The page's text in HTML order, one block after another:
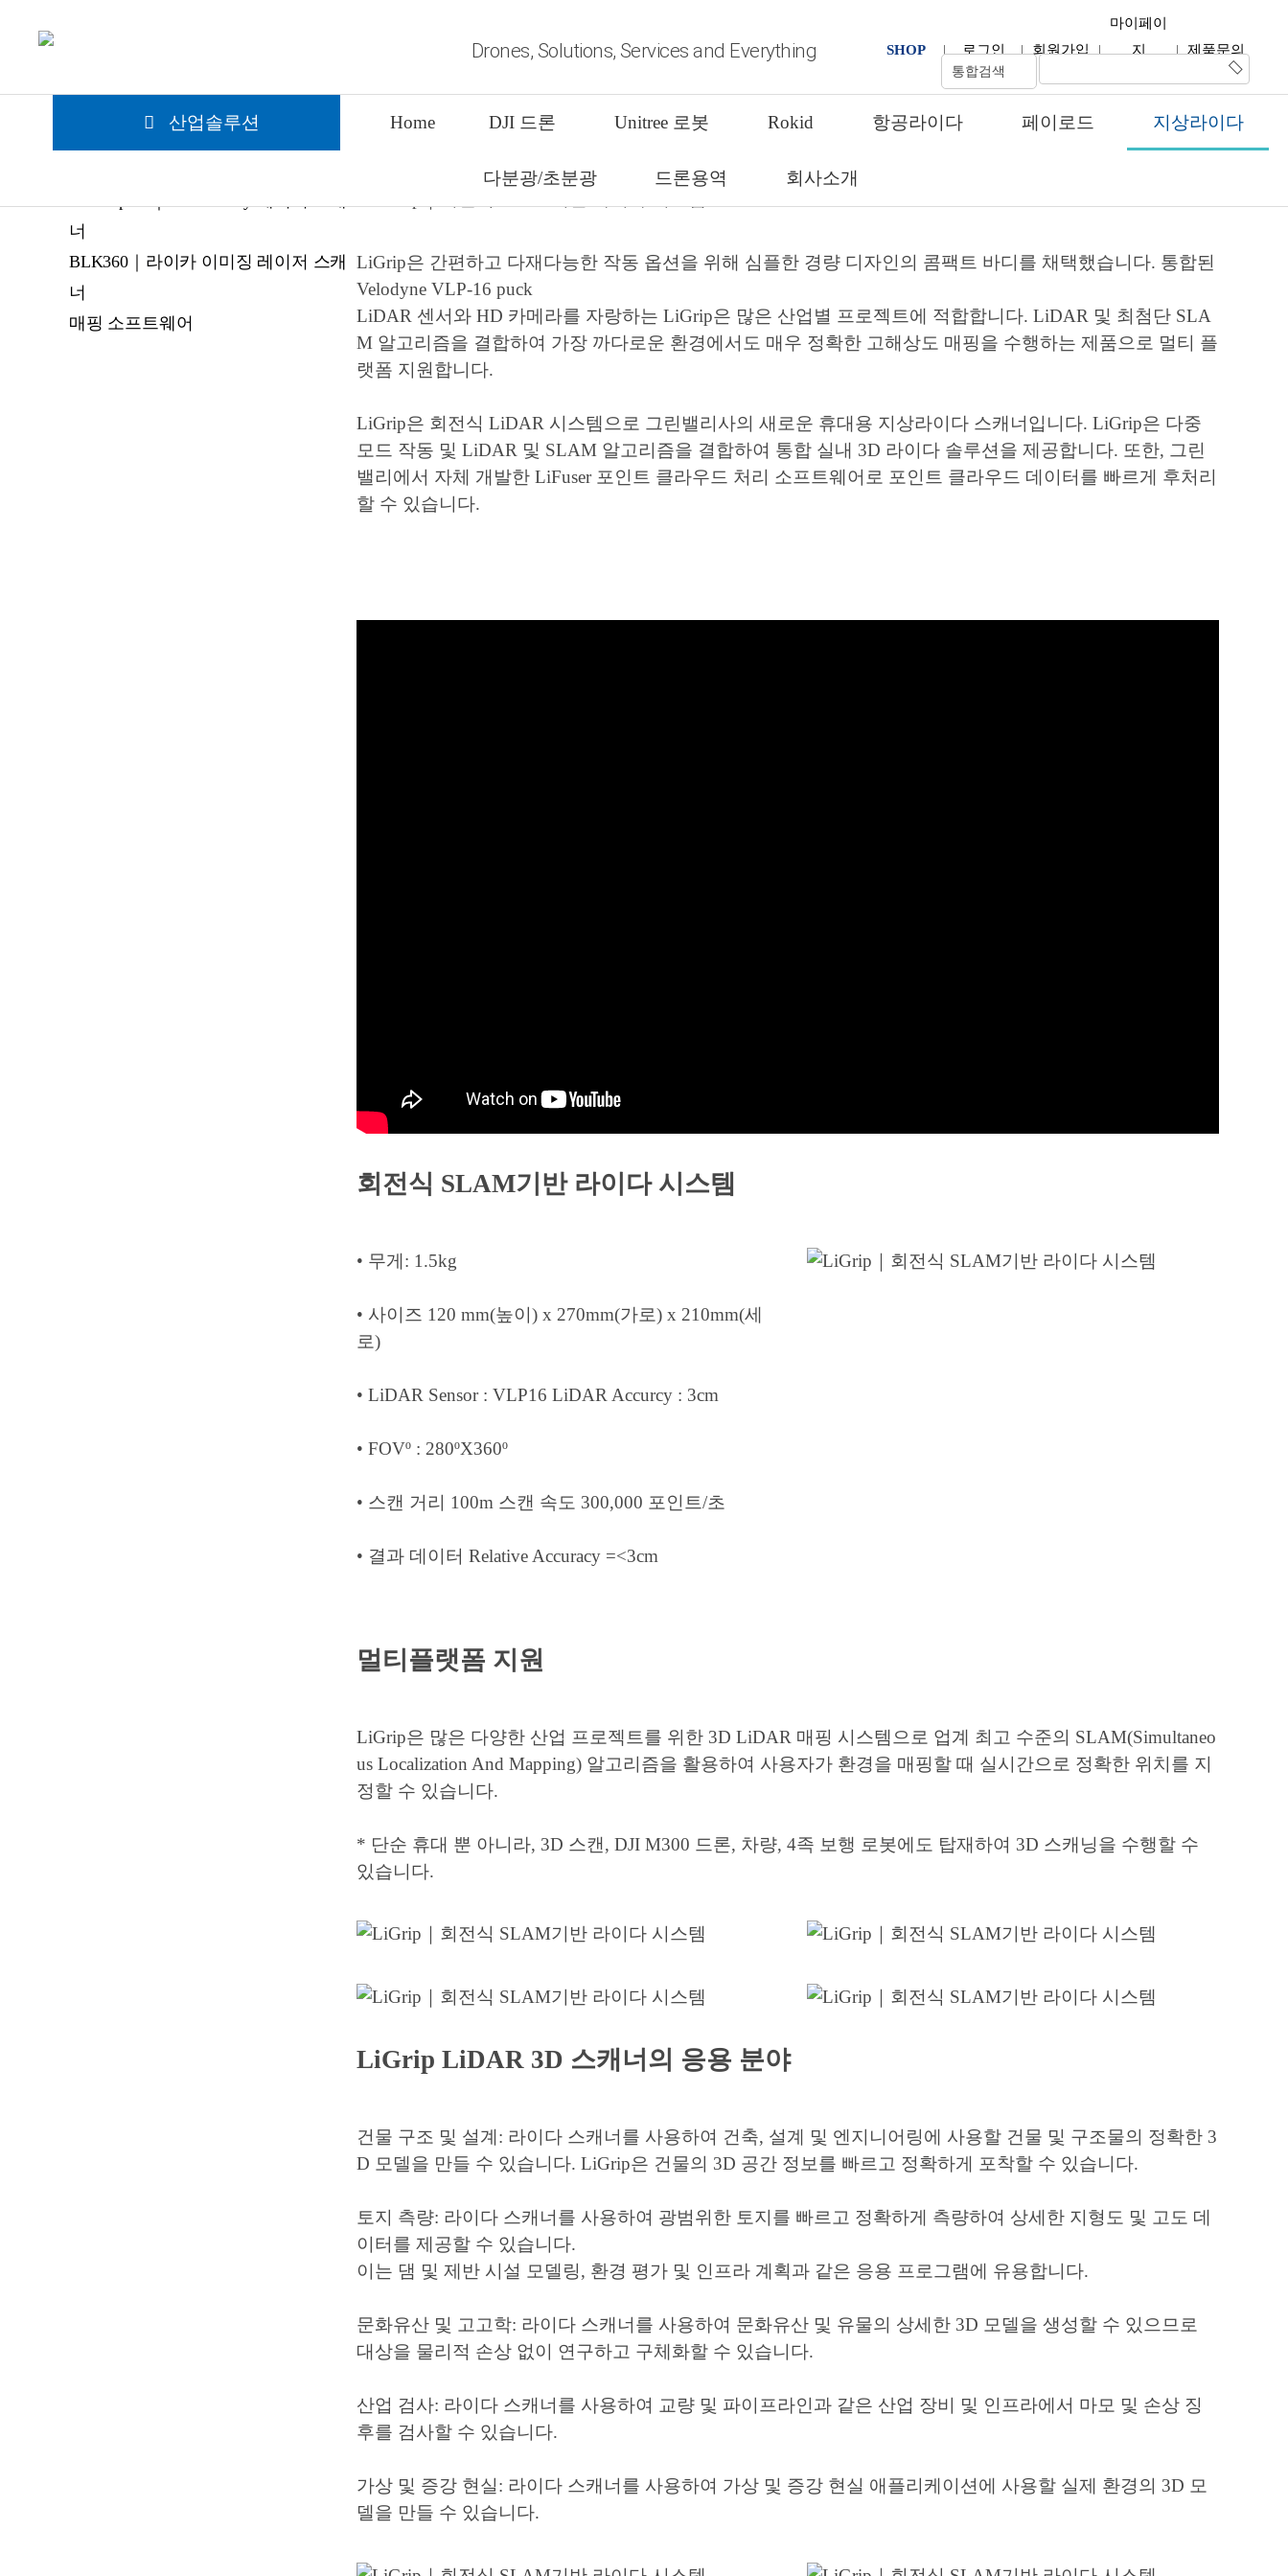
SHOP | 로그인 | 회원가입 |
마이페이
지
| 제품문의
Drones, Solutions, Services and Everything
산업솔루션 Home DJI 드론 Unitree 로봇 Rokid 항공라이다 페이로드 지상라이다
다분광/초분광 드론용역 회사소개
너
BLK360｜라이카 이미징 레이저 스캐
너
매핑 소프트웨어
그린밸리(Greenvalley)의 초경량, 다용도 및 멀티플랫폼 지원 3D 스캐너
LiGrip은 간편하고 다재다능한 작동 옵션을 위해 심플한 경량 디자인의 콤팩트 바디를 채택했습니다. 통합된
Velodyne VLP-16 puck
LiDAR 센서와 HD 카메라를 자랑하는 LiGrip은 많은 산업별 프로젝트에 적합합니다. LiDAR 및 최첨단 SLA
M 알고리즘을 결합하여 가장 까다로운 환경에서도 매우 정확한 고해상도 매핑을 수행하는 제품으로 멀티 플
랫폼 지원합니다.
LiGrip은 회전식 LiDAR 시스템으로 그린밸리사의 새로운 휴대용 지상라이다 스캐너입니다. LiGrip은 다중
모드 작동 및 LiDAR 및 SLAM 알고리즘을 결합하여 통합 실내 3D 라이다 솔루션을 제공합니다. 또한, 그린
밸리에서 자체 개발한 LiFuser 포인트 클라우드 처리 소프트웨어로 포인트 클라우드 데이터를 빠르게 후처리
할 수 있습니다.
회전식 SLAM기반 라이다 시스템
• 무게: 1.5kg
• 사이즈 120 mm(높이) x 270mm(가로) x 210mm(세
로)
• LiDAR Sensor : VLP16 LiDAR Accurcy : 3cm
• FOVº : 280ºX360º
• 스캔 거리 100m 스캔 속도 300,000 포인트/초
• 결과 데이터 Relative Accuracy =<3cm
멀티플랫폼 지원
LiGrip은 많은 다양한 산업 프로젝트를 위한 3D LiDAR 매핑 시스템으로 업계 최고 수준의 SLAM(Simultaneo
us Localization And Mapping) 알고리즘을 활용하여 사용자가 환경을 매핑할 때 실시간으로 정확한 위치를 지
정할 수 있습니다.
* 단순 휴대 뿐 아니라, 3D 스캔, DJI M300 드론, 차량, 4족 보행 로봇에도 탑재하여 3D 스캐닝을 수행할 수
있습니다.
LiGrip LiDAR 3D 스캐너의 응용 분야
건물 구조 및 설계: 라이다 스캐너를 사용하여 건축, 설계 및 엔지니어링에 사용할 건물 및 구조물의 정확한 3
D 모델을 만들 수 있습니다. LiGrip은 건물의 3D 공간 정보를 빠르고 정확하게 포착할 수 있습니다.
토지 측량: 라이다 스캐너를 사용하여 광범위한 토지를 빠르고 정확하게 측량하여 상세한 지형도 및 고도 데
이터를 제공할 수 있습니다.
이는 댐 및 제반 시설 모델링, 환경 평가 및 인프라 계획과 같은 응용 프로그램에 유용합니다.
문화유산 및 고고학: 라이다 스캐너를 사용하여 문화유산 및 유물의 상세한 3D 모델을 생성할 수 있으므로
대상을 물리적 손상 없이 연구하고 구체화할 수 있습니다.
산업 검사: 라이다 스캐너를 사용하여 교량 및 파이프라인과 같은 산업 장비 및 인프라에서 마모 및 손상 징
후를 검사할 수 있습니다.
가상 및 증강 현실: 라이다 스캐너를 사용하여 가상 및 증강 현실 애플리케이션에 사용할 실제 환경의 3D 모
델을 만들 수 있습니다.